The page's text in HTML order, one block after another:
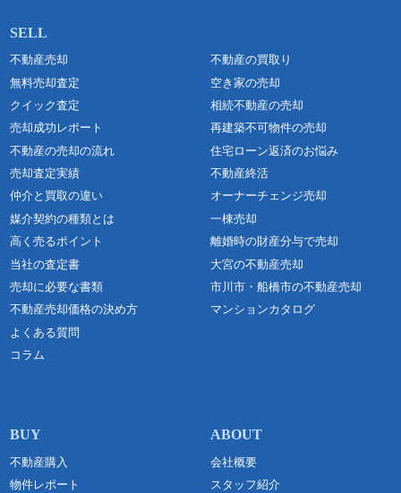
不動産売却
無料売却査定
クイック査定
売却成功レポート
不動産の売却の流れ
売却査定実績
仲介と買取の違い
媒介契約の種類とは
高く売るポイント
当社の査定書
売却に必要な書類
不動産売却価格の決め方
よくある質問
コラム
不動産の買取り
空き家の売却
相続不動産の売却
再建築不可物件の売却
住宅ローン返済のお悩み
不動産終活
オーナーチェンジ売却
一棟売却
離婚時の財産分与で売却
大宮の不動産売却
市川市・船橋市の不動産売却
マンションカタログ
不動産購入
物件レポート
会社概要
スタッフ紹介